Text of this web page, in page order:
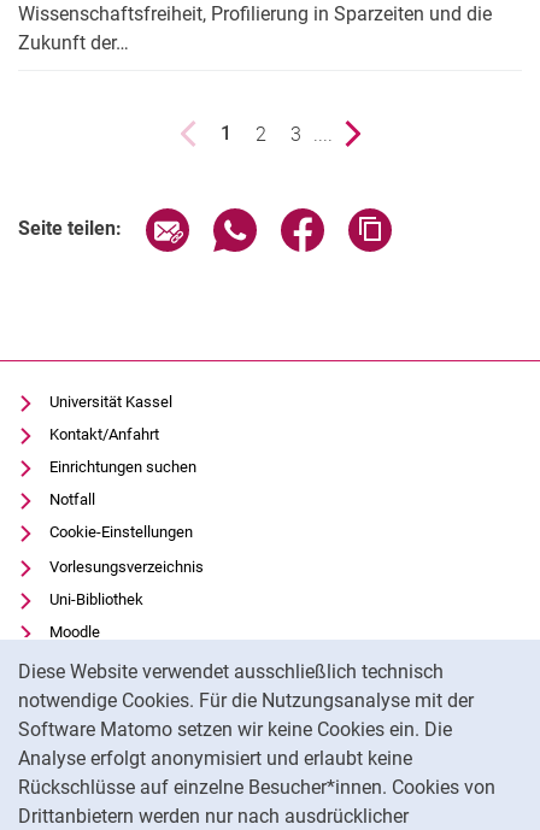
Diese Website verwendet ausschließlich technisch
notwendige Cookies. Für die Nutzungsanalyse mit der
Software Matomo setzen wir keine Cookies ein. Die
Analyse erfolgt anonymisiert und erlaubt keine
Rückschlüsse auf einzelne Besucher*innen. Cookies von
Drittanbietern werden nur nach ausdrücklicher
Wissenschaftsfreiheit, Profilierung in Sparzeiten und die
Zukunft der…
vorherige Seite
1
Seite
2 Seite
3 .... nächste Seite
Seite teilen: Seite über E-Mail teilen
Seite über WhatsApp teilen
Seite über Facebook
Universität Kassel
Kontakt/Anfahrt
Einrichtungen suchen
Notfall
Cookie-Einstellungen
Vorlesungsverzeichnis
Uni-Bibliothek
Moodle
Panopto
Datenschutz
Barrierefreiheit
Transparenter KI-Einsatz
Impressum